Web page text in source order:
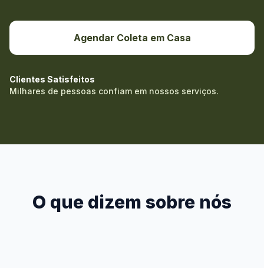
Agendar Coleta em Casa
Clientes Satisfeitos
Milhares de pessoas confiam em nossos serviços.
O que dizem sobre nós